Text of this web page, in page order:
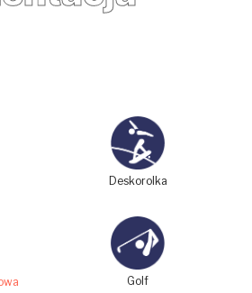
Deskorolka
Golf